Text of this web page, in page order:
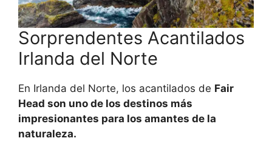
Sorprendentes Acantilados
Irlanda del Norte
En Irlanda del Norte, los acantilados de Fair
Head son uno de los destinos más
impresionantes para los amantes de la
naturaleza.